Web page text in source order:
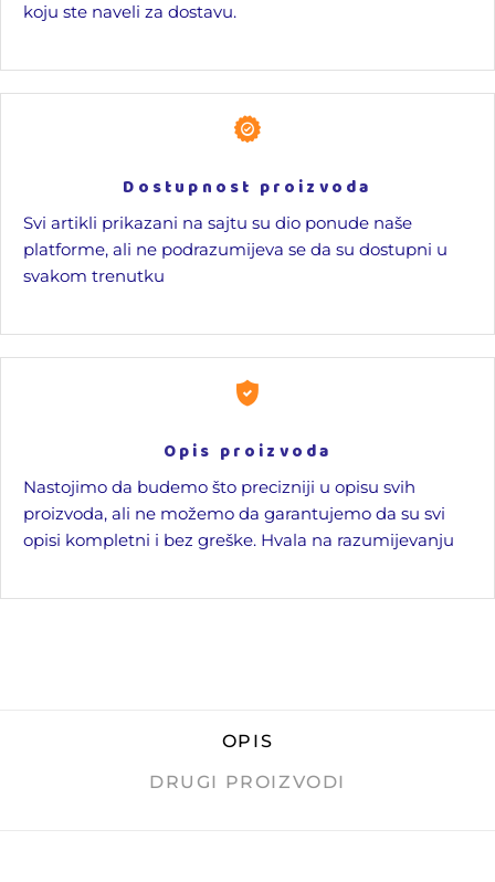
koju ste naveli za dostavu.
Dostupnost proizvoda
Svi artikli prikazani na sajtu su dio ponude naše
platforme, ali ne podrazumijeva se da su dostupni u
svakom trenutku
Opis proizvoda
Nastojimo da budemo što precizniji u opisu svih
proizvoda, ali ne možemo da garantujemo da su svi
opisi kompletni i bez greške. Hvala na razumijevanju
OPIS
DRUGI PROIZVODI